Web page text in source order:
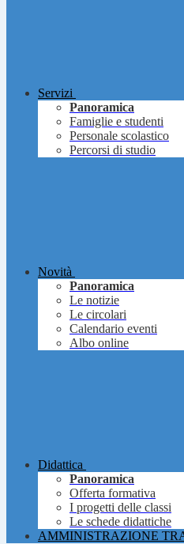
Servizi
Panoramica
Famiglie e studenti
Personale scolastico
Percorsi di studio
Novità
Panoramica
Le notizie
Le circolari
Calendario eventi
Albo online
Didattica
Panoramica
Offerta formativa
I progetti delle classi
Le schede didattiche
AMMINISTRAZIONE